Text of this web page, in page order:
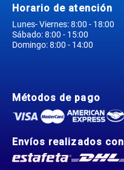
Horario de atención
Lunes- Viernes: 8:00 - 18:00
Sábado: 8:00 - 15:00
Domingo: 8:00 - 14:00
Métodos de pago
Envíos realizados con